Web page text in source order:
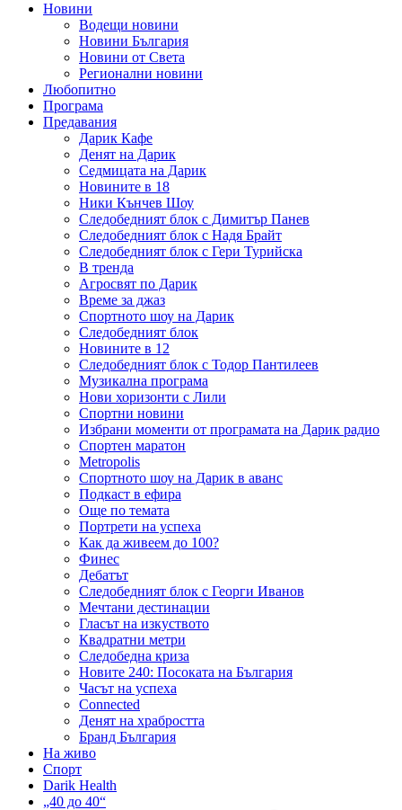
Новини
Водещи новини
Новини България
Новини от Света
Регионални новини
Любопитно
Програма
Предавания
Дарик Кафе
Денят на Дарик
Седмицата на Дарик
Новините в 18
Ники Кънчев Шоу
Следобедният блок с Димитър Панев
Следобедният блок с Надя Брайт
Следобедният блок с Гери Турийска
В тренда
Агросвят по Дарик
Време за джаз
Спортното шоу на Дарик
Следобедният блок
Новините в 12
Следобедният блок с Тодор Пантилеев
Музикална програма
Нови хоризонти с Лили
Спортни новини
Избрани моменти от програмата на Дарик радио
Спортен маратон
Metropolis
Спортното шоу на Дарик в аванс
Подкаст в ефира
Още по темата
Портрети на успеха
Как да живеем до 100?
Финес
Дебатът
Следобедният блок с Георги Иванов
Мечтани дестинации
Гласът на изкуството
Квадратни метри
Следобедна криза
Новите 240: Посоката на България
Часът на успеха
Connected
Денят на храбростта
Бранд България
На живо
Спорт
Darik Health
„40 до 40“